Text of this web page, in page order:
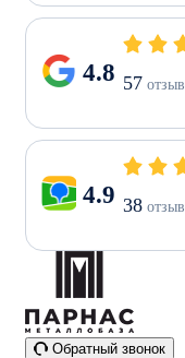
4.8 57
4.9 38
Обратный звонок